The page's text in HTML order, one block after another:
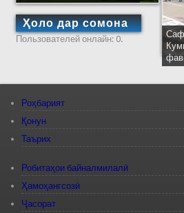
Ҳоло дар сомона
Пользователей онлайн: 0.
Роҳбарият
Қонун
Таърих
Робитаҳои байналмилалӣ
Ҳамоҳангсозӣ
Ҷасорат